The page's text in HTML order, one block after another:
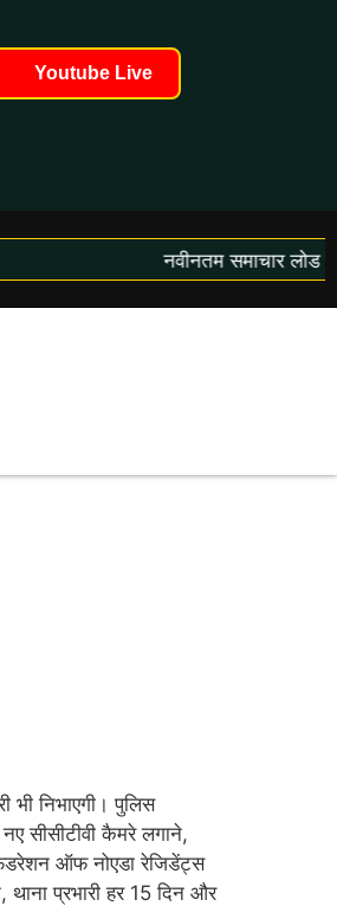
Youtube Live
नवीनतम समाचार लोड
भी निभाएगी। पुलिस
सीसीटीवी कैमरे लगाने,
ऑफ नोएडा रेजिडेंट्स
प्रभारी हर 15 दिन और